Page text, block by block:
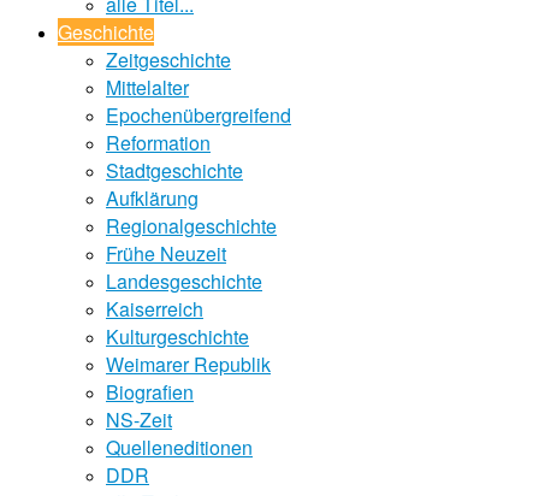
Geschichte
Zeitgeschichte
Mittelalter
Epochenübergreifend
Reformation
Stadtgeschichte
Aufklärung
Regionalgeschichte
Frühe Neuzeit
Landesgeschichte
Kaiserreich
Kulturgeschichte
Weimarer Republik
Biografien
NS-Zeit
Quelleneditionen
DDR